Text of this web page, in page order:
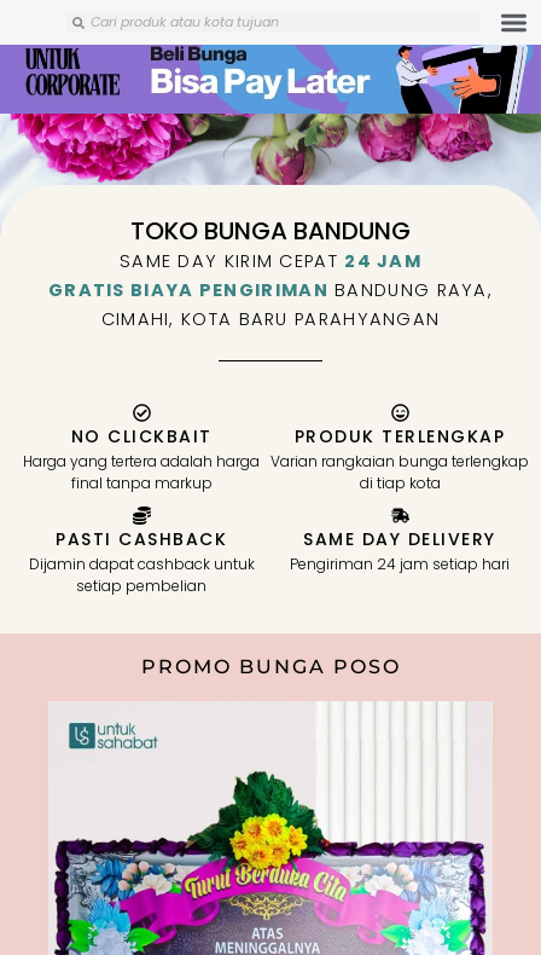
to
content
Search
Search
TOKO BUNGA BANDUNG
SAME DAY KIRIM CEPAT 24 JAM
GRATIS BIAYA PENGIRIMAN BANDUNG RAYA,
CIMAHI, KOTA BARU PARAHYANGAN
NO CLICKBAIT
Harga yang tertera adalah harga
final tanpa markup
PRODUK TERLENGKAP
Varian rangkaian bunga terlengkap
di tiap kota
PASTI CASHBACK
Dijamin dapat cashback untuk
setiap pembelian
SAME DAY DELIVERY
Pengiriman 24 jam setiap hari
PROMO BUNGA POSO